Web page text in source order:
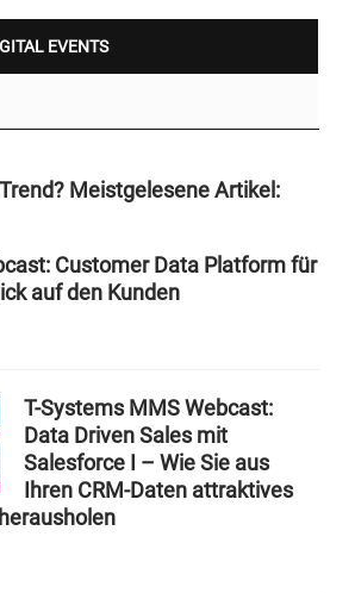
EVENTS
Meistgelesene Artikel:
Customer Data Platform für
auf den Kunden
T-Systems MMS Webcast:
Data Driven Sales mit
Salesforce I – Wie Sie aus
Ihren CRM-Daten attraktives